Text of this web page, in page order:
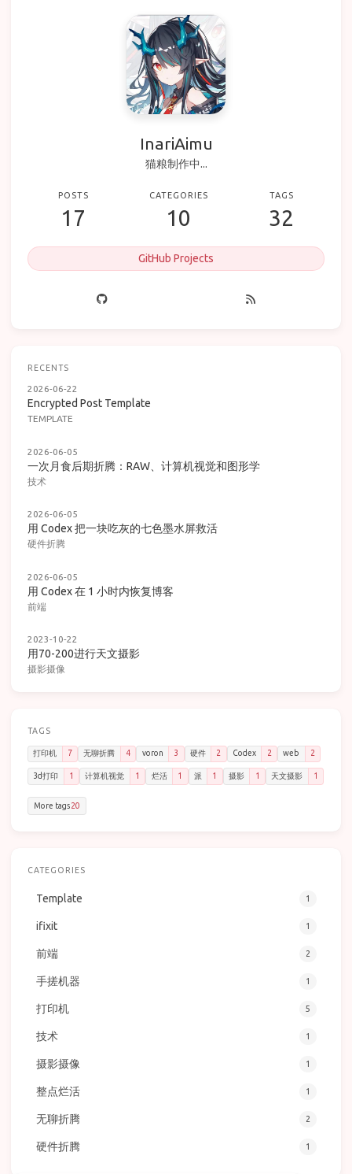
InariAimu
猫粮制作中...
POSTS
17
CATEGORIES
10
TAGS
32
GitHub Projects
RECENTS
2026-06-22
Encrypted Post Template
TEMPLATE
2026-06-05
一次月食后期折腾：RAW、计算机视觉和图形学
技术
2026-06-05
用 Codex 把一块吃灰的七色墨水屏救活
硬件折腾
2026-06-05
用 Codex 在 1 小时内恢复博客
前端
2023-10-22
用70-200进行天文摄影
摄影摄像
TAGS
打印机 7 无聊折腾 4 voron 3 硬件 2 Codex 2 web 2
3d打印 1 计算机视觉 1 烂活 1 派 1 摄影 1 天文摄影 1
More tags20
CATEGORIES
Template 1
ifixit 1
前端 2
手搓机器 1
打印机 5
技术 1
摄影摄像 1
整点烂活 1
无聊折腾 2
硬件折腾 1